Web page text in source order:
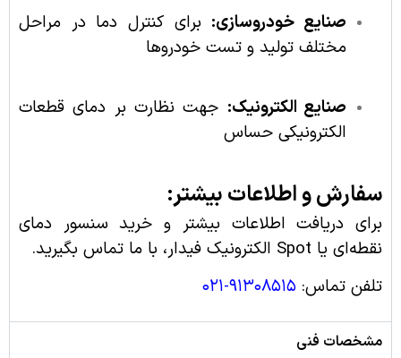
صنایع خودروسازی: برای کنترل دما در مراحل
مختلف تولید و تست خودروها
صنایع الکترونیک: جهت نظارت بر دمای قطعات
الکترونیکی حساس
سفارش و اطلاعات بیشتر:
برای دریافت اطلاعات بیشتر و خرید سنسور دمای
نقطه‌ای یا Spot الکترونیک فیدار، با ما تماس بگیرید.
تلفن تماس: ۹۱۳۰۸۵۱۵-۰۲۱
مشخصات فنی